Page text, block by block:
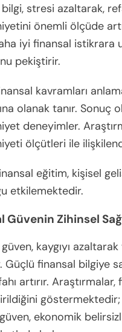
stresi azaltarak,
önemli ölçüde
iyi finansal istikrara
pekiştirir.
kavramları
olanak tanır.
deneyimler.
ölçütleri ile
eğitim, kişisel
etkilemektedir.
Güvenin Zihinsel
kaygıyı
Güçlü finansal bilgiye
artırır.
ekonomik